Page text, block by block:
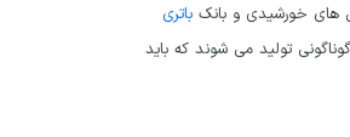
های خورشیدی و بانک باتری
تولید می شوند که باید